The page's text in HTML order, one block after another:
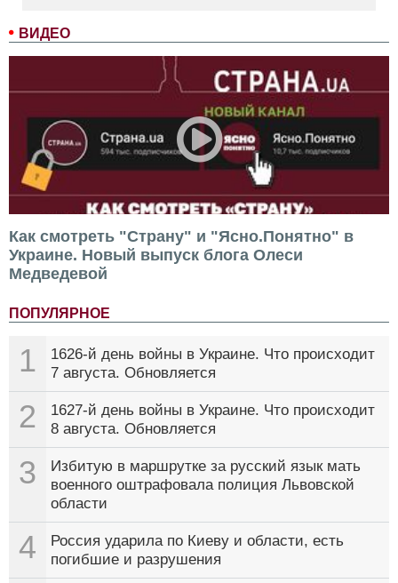
ВИДЕО
Как смотреть "Страну" и "Ясно.Понятно" в
Украине. Новый выпуск блога Олеси
Медведевой
ПОПУЛЯРНОЕ
1
1626-й день войны в Украине. Что происходит
7 августа. Обновляется
2
1627-й день войны в Украине. Что происходит
8 августа. Обновляется
3
Избитую в маршрутке за русский язык мать
военного оштрафовала полиция Львовской
области
4
Россия ударила по Киеву и области, есть
погибшие и разрушения